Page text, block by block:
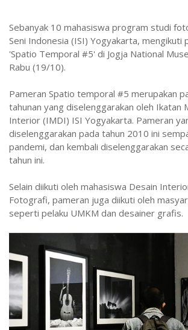
Sebanyak 10 mahasiswa program studi
Seni Indonesia (ISI) Yogyakarta, mengikuti
'Spatio Temporal #5' di Jogja National
Rabu (19/10).
Pameran Spatio temporal #5 merupakan
tahunan yang diselenggarakan oleh Ikatan
Interior (IMDI) ISI Yogyakarta. Pameran
diselenggarakan pada tahun 2010 ini
pandemi, dan kembali diselenggarakan
tahun ini.
Selain diikuti oleh mahasiswa Desain
Fotografi, pameran juga diikuti oleh
seperti pelaku UMKM dan desainer grafis.